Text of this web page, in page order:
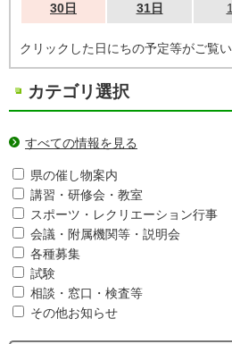
30日 31日
クリックした日にちの予定等がご覧い
カテゴリ選択
すべての情報を見る
県の催し物案内
講習・研修会・教室
スポーツ・レクリエーション行事
会議・附属機関等・説明会
各種募集
試験
相談・窓口・検査等
その他お知らせ